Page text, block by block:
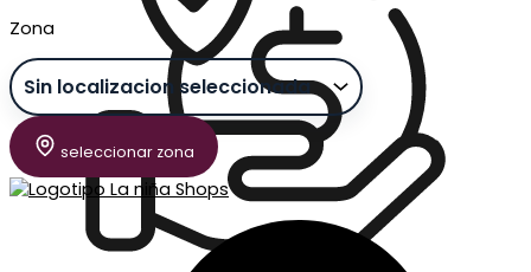
Zona
seleccionar zona